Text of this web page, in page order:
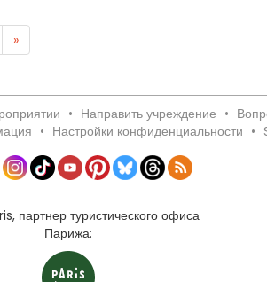
»
• Направить учреждение •
• Настройки конфиденциальности •
партнер туристического офиса
Парижа: